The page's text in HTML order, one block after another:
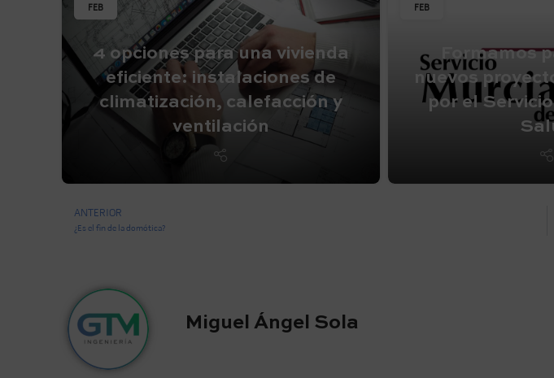
FEB
4 opciones para una vivienda
eficiente: instalaciones de
climatización, calefacción y
ventilación
FEB
Formamos
nuevos
por el
ANTERIOR
¿Es el fin de la domótica?
Miguel Ángel Sola